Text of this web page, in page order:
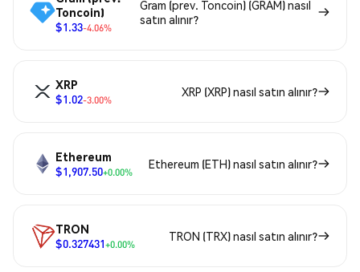
Toncoin)
$1.33-4.06%
Gram (prev. Toncoin) (GRAM) nasıl
satın alınır?
XRP
$1.02-3.00%
XRP (XRP) nasıl satın alınır?
Ethereum
$1,907.50+0.00%
Ethereum (ETH) nasıl satın alınır?
TRON
$0.327431+0.00%
TRON (TRX) nasıl satın alınır?